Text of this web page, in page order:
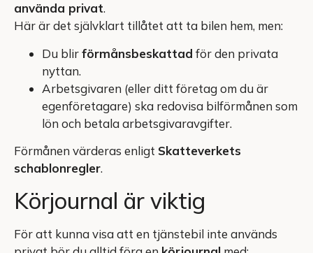
använda privat.
Här är det självklart tillåtet att ta bilen hem, men:
Du blirförmånsbeskattad för den privata
nyttan.
Arbetsgivaren (eller ditt företag om du är
egenföretagare) ska redovisa bilförmånen som
lön och betala arbetsgivaravgifter.
Förmånen värderas enligt Skatteverkets
schablonregler.
Körjournal är viktig
För att kunna visa att en tjänstebil inte används